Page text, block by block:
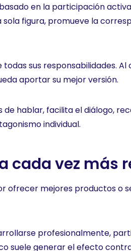
en la participación
figura, promueve la
sus responsabilidades.
aportar su mejor versión.
hablar, facilita el diálogo,
individual.
cada vez más
ofrecer mejores productos
profesionalmente,
suele generar el efecto